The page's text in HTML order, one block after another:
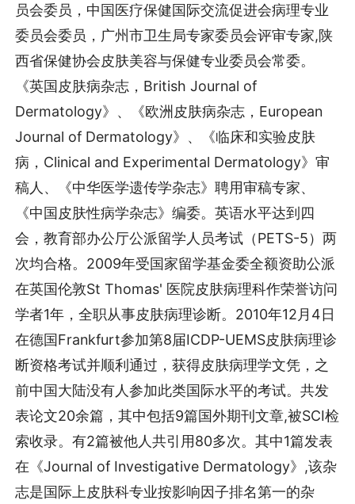
员会委员，中国医疗保健国际交流促进会病理专业
委员会委员，广州市卫生局专家委员会评审专家,陕
西省保健协会皮肤美容与保健专业委员会常委。
《英国皮肤病杂志，British Journal of
Dermatology》、《欧洲皮肤病杂志，European
Journal of Dermatology》、《临床和实验皮肤
病，Clinical and Experimental Dermatology》审
稿人、《中华医学遗传学杂志》聘用审稿专家、
《中国皮肤性病学杂志》编委。英语水平达到四
会，教育部办公厅公派留学人员考试（PETS-5）两
次均合格。2009年受国家留学基金委全额资助公派
在英国伦敦St Thomas' 医院皮肤病理科作荣誉访问
学者1年，全职从事皮肤病理诊断。2010年12月4日
在德国Frankfurt参加第8届ICDP-UEMS皮肤病理诊
断资格考试并顺利通过，获得皮肤病理学文凭，之
前中国大陆没有人参加此类国际水平的考试。共发
表论文20余篇，其中包括9篇国外期刊文章,被SCI检
索收录。有2篇被他人共引用80多次。其中1篇发表
在《Journal of Investigative Dermatology》,该杂
志是国际上皮肤科专业按影响因子排名第一的杂